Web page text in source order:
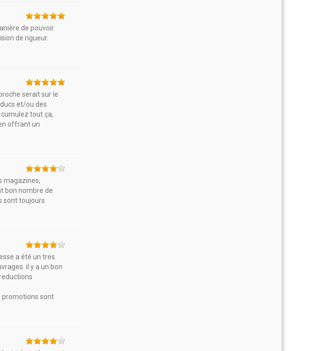
de pouvoir
de rigueur.
serait sur le
et/ou des
tout ça,
offrant un
magazines,
bon nombre de
sont toujours
a été un tres
il y a un bon
promotions sont